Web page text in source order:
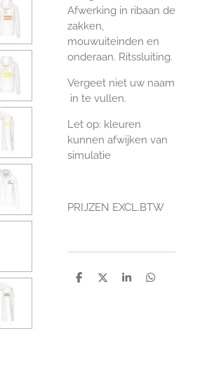
Afwerking in ribaan de
zakken,
mouwuiteinden en
onderaan. Ritssluiting.
Vergeet niet uw naam
in te vullen.
Let op: kleuren
kunnen afwijken van
simulatie
PRIJZEN EXCL.BTW
D
D
S
D